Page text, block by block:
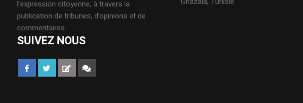
l’expression citoyenne, à travers la
publication de tribunes, d’opinions et de
commentaires.
SUIVEZ NOUS